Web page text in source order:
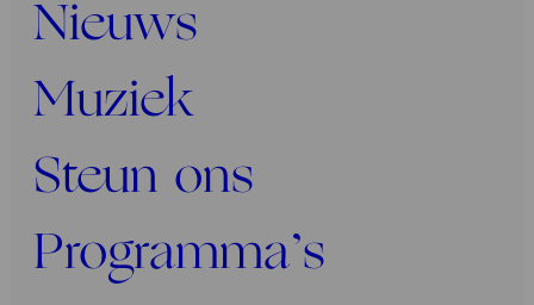
Nieuws
Muziek
Steun ons
Programma’s